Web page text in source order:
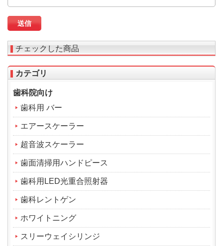
チェックした商品
カテゴリ
歯科院向け
歯科用 バー
エアースケーラー
超音波スケーラー
歯面清掃用ハンドピース
歯科用LED光重合照射器
歯科レントゲン
ホワイトニング
スリーウェイシリンジ